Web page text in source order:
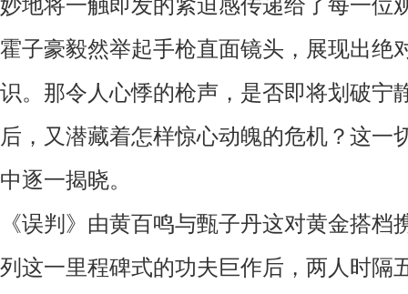
妙地将一触即发的紧迫感传递给了每一位
霍子豪毅然举起手枪直面镜头，展现出绝
识。那令人心悸的枪声，是否即将划破宁
后，又潜藏着怎样惊心动魄的危机？ 这一
中逐一揭晓。
《误判》由黄百鸣与甄子丹这对黄金搭档
列这一里程碑式的功夫巨作后，两人时隔